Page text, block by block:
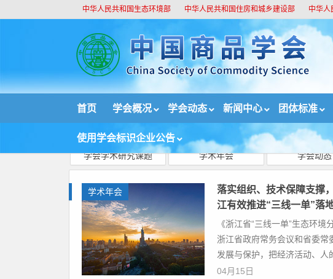
中华人民共和国生态环境部 中华人民共和国住房和城乡建设部 中华人
首页 学会概况 学会动态 新闻中心 团体标准
使用学会标识企业公告
//
首页 学会动态 学术年会
学会学术研究课题
学术年会 学会动态
学术年会
落实组织、技术保障支撑
江有效推进“三线一单”落
《浙江省“三线一单”生态环
浙江省政府常务会议和省委
发展与保护，把经济活动、人
04月15日